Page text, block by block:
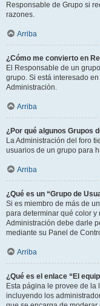
Responsable de Grupo si
razones.
Arriba
¿Cómo me convierto en
El Responsable de un
grupo. Si está interesado
Administración.
Arriba
¿Por qué algunos Grupos
La Administración del foro
usuarios de un grupo para
Arriba
¿Qué es un “Grupo de
Si es miembro de más de
para determinar qué color y
Administración debe darle
mediante su Panel de
Arriba
¿Qué es el enlace “El
Esta página le provee de
incluyendo los